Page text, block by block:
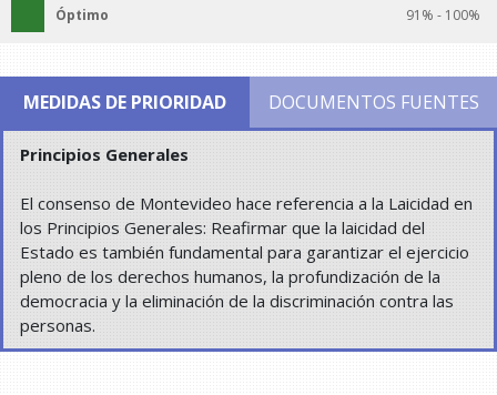
Óptimo
91% - 100%
MEDIDAS DE PRIORIDAD DOCUMENTOS FUENTES
Principios Generales
El consenso de Montevideo hace referencia a la Laicidad en
los Principios Generales: Reafirmar que la laicidad del
Estado es también fundamental para garantizar el ejercicio
pleno de los derechos humanos, la profundización de la
democracia y la eliminación de la discriminación contra las
personas.